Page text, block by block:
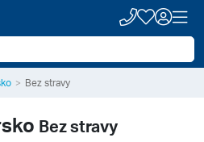
Bez stravy
Bez stravy